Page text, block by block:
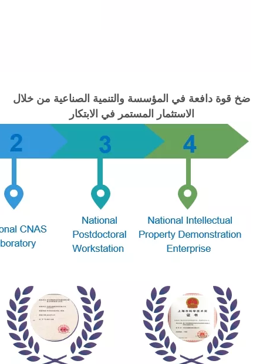
ضخ قوة دافعة في المؤسسة والتنمية الصناعية من خلال
الاستثمار المستمر في الابتكار